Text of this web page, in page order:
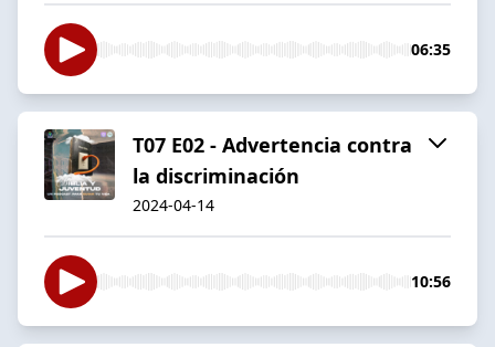
06:35
T07 E02 - Advertencia contra
la discriminación
2024-04-14
10:56